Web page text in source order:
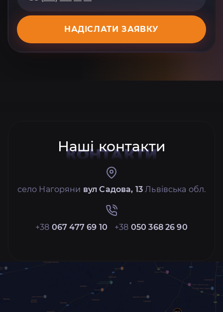
НАДІСЛАТИ ЗАЯВКУ
Наші контакти
КОНТАКТИ
село Нагоряни вул Садова, 13 Львівська обл.
+38 067 477 69 10 +38 050 368 26 90